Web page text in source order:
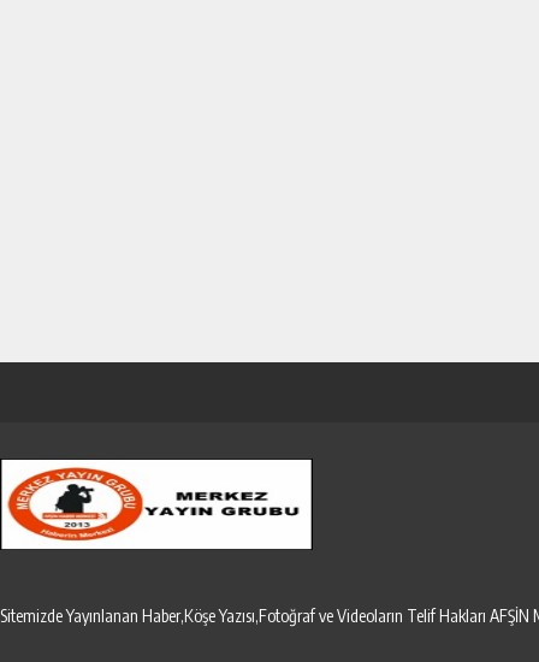
Sitemizde Yayınlanan Haber,Köşe Yazısı,Fotoğraf ve Videoların Telif Hakları